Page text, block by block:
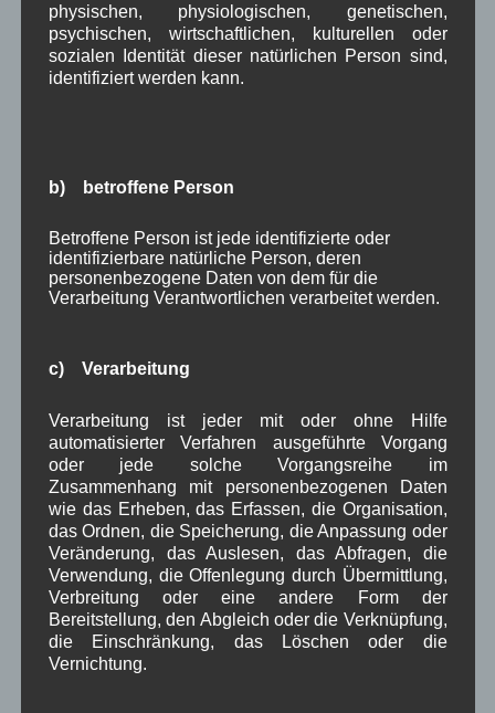
• Bauanträge und Bauleitplanung
• Gewerbegebiet
• Feuerwehrgerätehaus
• Tourismus und Haus des Gastes
• Grundschule und Kindertagesstätte
• Friedhof
• Vereine und Veranstaltungen
• Kommunalwahl 2026
Bürgermeisterbrief als PDF-Dokument auf der
Quelle: Homepage Gemeinde Wallgau
in Wallgau,Kommunalpolitik Verwaltung
Kommunalwahl 2026
Aufstellungsversammlung des
WWV
physischen, physiologischen, genetischen,
psychischen, wirtschaftlichen, kulturellen oder
sozialen Identität dieser natürlichen Person sind,
identifiziert werden kann.
b) betroffene Person
Betroffene Person ist jede identifizierte oder
identifizierbare natürliche Person, deren
personenbezogene Daten von dem für die
Verarbeitung Verantwortlichen verarbeitet werden.
c) Verarbeitung
Verarbeitung ist jeder mit oder ohne Hilfe
automatisierter Verfahren ausgeführte Vorgang
oder jede solche Vorgangsreihe im
Zusammenhang mit personenbezogenen Daten
wie das Erheben, das Erfassen, die Organisation,
das Ordnen, die Speicherung, die Anpassung oder
Veränderung, das Auslesen, das Abfragen, die
Verwendung, die Offenlegung durch Übermittlung,
Verbreitung oder eine andere Form der
Bereitstellung, den Abgleich oder die Verknüpfung,
die Einschränkung, das Löschen oder die
Vernichtung.